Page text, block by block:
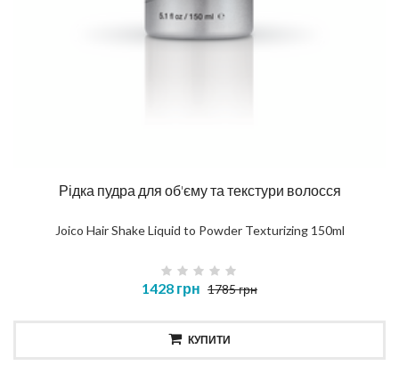
Рідка пудра для об'єму та текстури волосся
Joico Hair Shake Liquid to Powder Texturizing 150ml
1428 грн 1785 грн
КУПИТИ